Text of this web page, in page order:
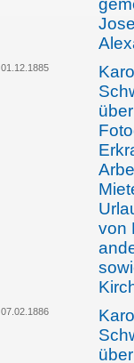
01.12.1885
von
07.02.1886